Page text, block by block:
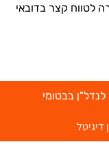
לטווח קצר בדובאי